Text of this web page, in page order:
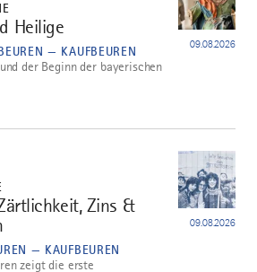
Heilige
— KAUFBEUREN 09.08.2026
der Beginn der bayerischen
Zins &
— KAUFBEUREN
09.08.2026
zeigt die erste